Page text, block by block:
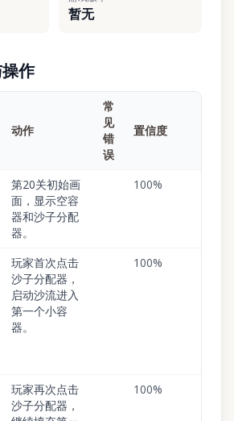
暂无
作
动作
常
见
错
误
置信度
第20关初始画
面，显示空容
器和沙子分配
器。
100%
玩家首次点击
沙子分配器，
启动沙流进入
第一个小容
器。
100%
玩家再次点击
沙子分配器，
100%